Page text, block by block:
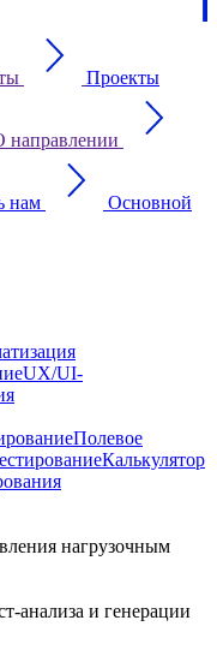
Проекты
направлении
нам Основной
UX/UI-
Полевое
Калькулятор
нагрузочным
анализа и генерации